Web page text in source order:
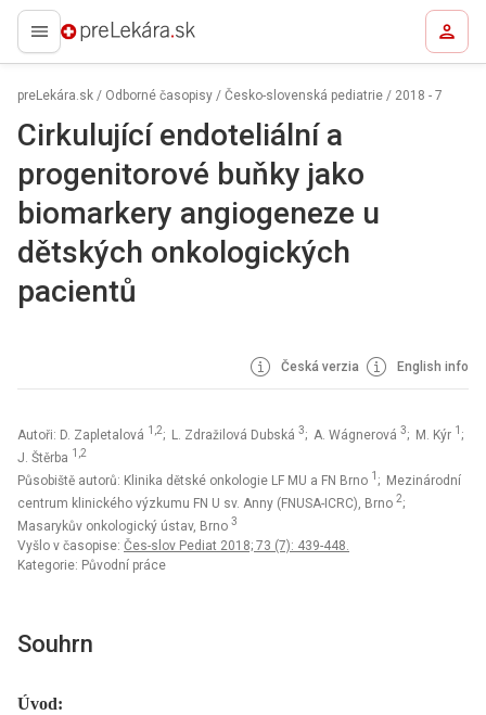
preLekára.sk
preLekára.sk / Odborné časopisy / Česko-slovenská pediatrie / 2018 - 7
Cirkulující endoteliální a
progenitorové buňky jako
biomarkery angiogeneze u
dětských onkologických
pacientů
Česká verzia English info
Autoři: D. Zapletalová 1,2; L. Zdražilová Dubská 3; A. Wágnerová 3; M. Kýr 1 ;
J. Štěrba 1,2
Působiště autorů: Klinika dětské onkologie LF MU a FN Brno 1 ; Mezinárodní
centrum klinického výzkumu FN U sv. Anny (FNUSA-ICRC), Brno 2;
Masarykův onkologický ústav, Brno 3
Vyšlo v časopise: Čes-slov Pediat 2018; 73 (7): 439-448.
Kategorie: Původní práce
Souhrn
Úvod: